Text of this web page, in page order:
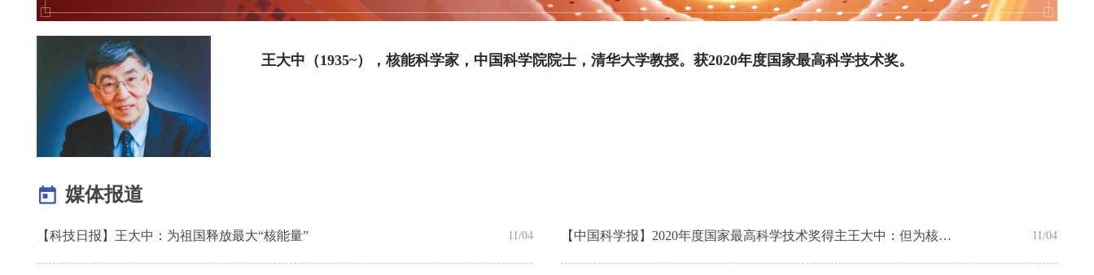
王大中（1935~），核能科学家，中国科学院院士，清华大学教授。获2020年度国家最高科学技术奖。
媒体报道
【科技日报】王大中：为祖国释放最大“核能量” 11/04 【中国科学报】2020年度国家最高科学技术奖得主王大中：但为核能 付出一生 11/04